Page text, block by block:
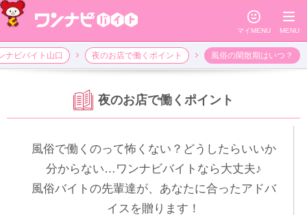
☺
マイMENU
≡
MENU
ナビバイト山口 夜のお店で働くポイント 風俗の閑散期はいつ？
夜のお店で働くポイント
風俗で働くのって怖くない？どうしたらいいか
分からない…ワンナビバイトなら大丈夫♪
風俗バイトの先輩達が、あなたに合ったアドバ
イスを贈ります！